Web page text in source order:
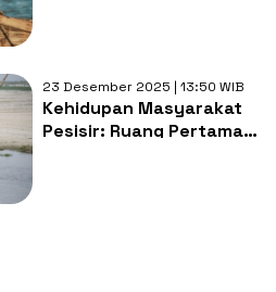
23 Desember 2025 | 13:50 WIB
Kehidupan Masyarakat
Pesisir: Ruang Pertama